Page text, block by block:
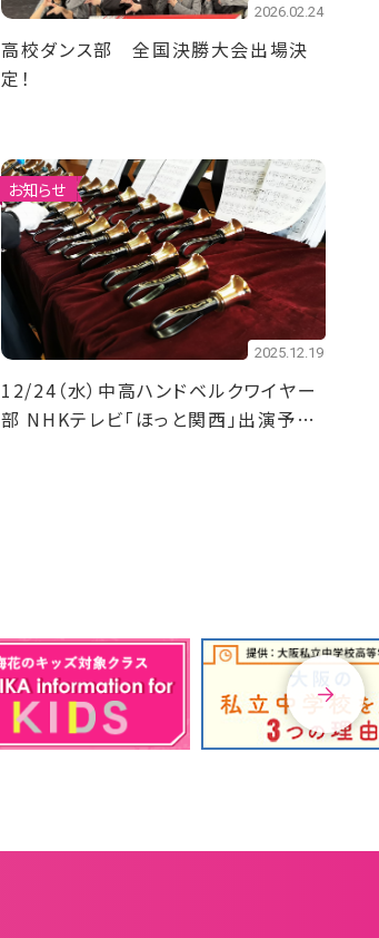
2026.02.24
高校ダンス部 全国決勝大会出場決
定！
お知らせ
2025.12.19
12/24（水）中高ハンドベルクワイヤー
部 NHKテレビ「ほっと関西」出演予